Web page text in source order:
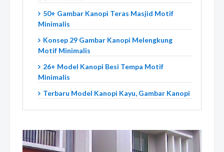
50+ Gambar Kanopi Teras Masjid Motif
Minimalis
Konsep 29 Gambar Kanopi Melengkung
Motif Minimalis
26+ Model Kanopi Besi Tempa Motif
Minimalis
Terbaru Model Kanopi Kayu, Gambar Kanopi